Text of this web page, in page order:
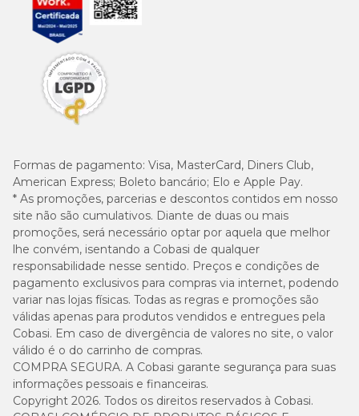
Formas de pagamento: Visa, MasterCard, Diners Club,
American Express; Boleto bancário; Elo e Apple Pay.
* As promoções, parcerias e descontos contidos em nosso
site não são cumulativos. Diante de duas ou mais
promoções, será necessário optar por aquela que melhor
lhe convém, isentando a Cobasi de qualquer
responsabilidade nesse sentido. Preços e condições de
pagamento exclusivos para compras via internet, podendo
variar nas lojas físicas. Todas as regras e promoções são
válidas apenas para produtos vendidos e entregues pela
Cobasi. Em caso de divergência de valores no site, o valor
válido é o do carrinho de compras.
COMPRA SEGURA. A Cobasi garante segurança para suas
informações pessoais e financeiras.
Copyright 2026. Todos os direitos reservados à Cobasi.